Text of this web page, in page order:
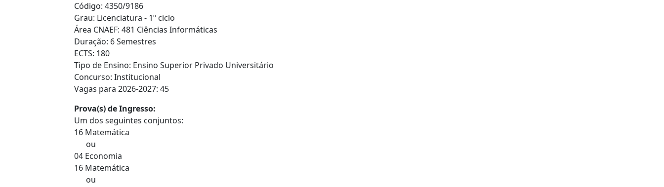
Código: 4350/9186
Grau: Licenciatura - 1º ciclo
Área CNAEF: 481 Ciências Informáticas
Duração: 6 Semestres
ECTS: 180
Tipo de Ensino: Ensino Superior Privado Universitário
Concurso: Institucional
Vagas para 2026-2027: 45
Prova(s) de Ingresso:
Um dos seguintes conjuntos:
16 Matemática
ou
04 Economia
16 Matemática
ou